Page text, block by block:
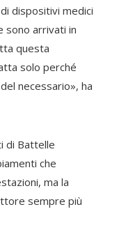
dispositivi medici
sono arrivati ​​in
questa
solo perché
necessario», ha
di Battelle
che
ma la
sempre più